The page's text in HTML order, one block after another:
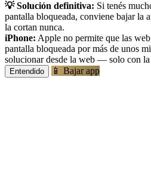
💡 Solución definitiva: Si tenés
pantalla bloqueada, conviene bajar
la cortan nunca.
iPhone: Apple no permite que las
pantalla bloqueada por más de unos
solucionar desde la web — solo con
Entendido 📱 Bajar app